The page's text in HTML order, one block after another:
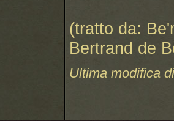
(tratto da:
Bertrand de
Ultima modifica